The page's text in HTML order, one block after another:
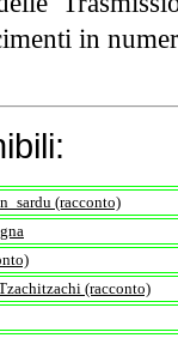
in
(racconto)
(racconto)